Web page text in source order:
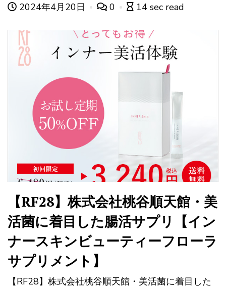
2024年4月20日 0 14 sec read
【RF28】株式会社桃谷順天館・美
活菌に着目した腸活サプリ【イン
ナースキンビューティーフローラ
サプリメント】
【RF28】株式会社桃谷順天館・美活菌に着目した